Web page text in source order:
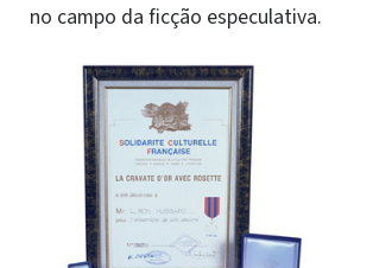
no campo da ficção especulativa.